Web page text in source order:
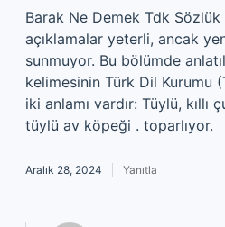
Barak Ne Demek Tdk Sözlük
açıklamalar yeterli, ancak
sunmuyor. Bu bölümde
kelimesinin Türk Dil Kurumu
iki anlamı vardır: Tüylü, kıllı
tüylü av köpeği . toparlıyor.
Aralık 28, 2024 Yanıtla